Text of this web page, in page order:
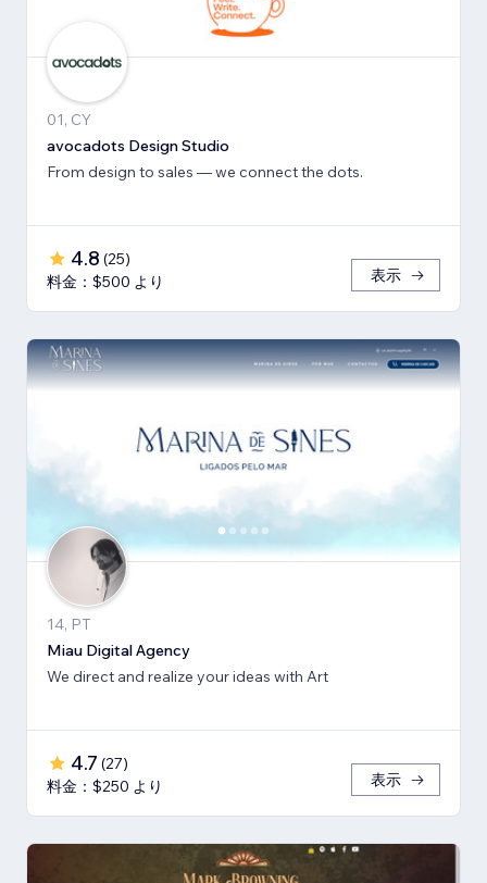
01, CY
avocadots Design Studio
From design to sales — we connect the dots.
4.8 (25)
料金：$500 より
表示
14, PT
Miau Digital Agency
We direct and realize your ideas with Art
4.7 (27)
料金：$250 より
表示